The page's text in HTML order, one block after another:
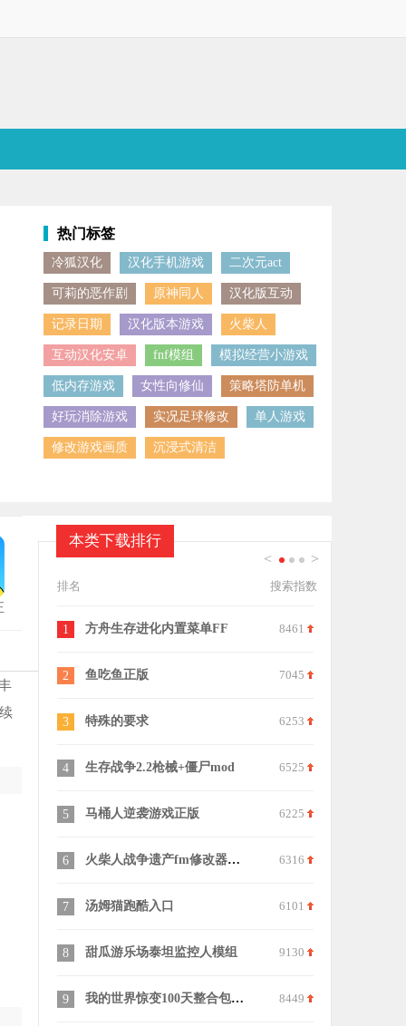
的节奏，便能在层层平台间持续向上，最终抵达顶层。若你钟情于
热门标签
冷狐汉化 汉化手机游戏 二次元act
可莉的恶作剧 原神同人 汉化版互动
记录日期 汉化版本游戏 火柴人
互动汉化安卓 fnf模组 模拟经营小游戏
低内存游戏 女性向修仙 策略塔防单机
好玩消除游戏 实况足球修改 单人游戏
修改游戏画质 沉浸式清洁
本类下载排行
< >
排名 搜索指数
1 方舟生存进化内置菜单FF 8461
2 鱼吃鱼正版 7045
3 特殊的要求 6253
4 生存战争2.2枪械+僵尸mod 6525
5 马桶人逆袭游戏正版 6225
6 火柴人战争遗产fm修改器魔改版 6316
7 汤姆猫跑酷入口 6101
8 甜瓜游乐场泰坦监控人模组 9130
9 我的世界惊变100天整合包手机版 8449